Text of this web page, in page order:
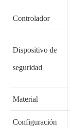
Controlador
Dispositivo de
seguridad
Material
Configuración